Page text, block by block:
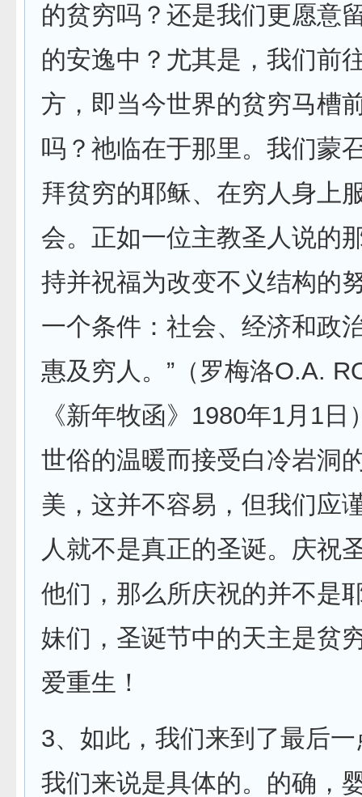
的贫穷吗？还是我们更愿意
的安逸中？尤其是，我们前
方，即当今世界的贫穷马槽
吗？祂临在于那里。我们蒙
拜贫穷的耶稣、在穷人身上
会。正如一位主教圣人说的
持并祝福为改变不义结构的
一个条件：社会、经济和政
惠及穷人。”（罗梅洛O.A.
《新年牧函》1980年1月1
世俗的温暖而接受白冷岩洞
美，这并不容易，但我们应
人就不是真正的圣诞。庆祝
他们，那么所庆祝的并不是
妹们，圣诞节中的天主是贫
爱重生！
3、如此，我们来到了最后
我们来说是具体的。的确，